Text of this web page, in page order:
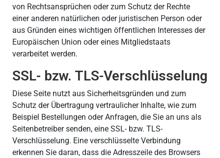
von Rechtsansprüchen oder zum Schutz der Rechte
einer anderen natürlichen oder juristischen Person oder
aus Gründen eines wichtigen öffentlichen Interesses der
Europäischen Union oder eines Mitgliedstaats
verarbeitet werden.
SSL- bzw. TLS-Verschlüsselung
Diese Seite nutzt aus Sicherheitsgründen und zum
Schutz der Übertragung vertraulicher Inhalte, wie zum
Beispiel Bestellungen oder Anfragen, die Sie an uns als
Seitenbetreiber senden, eine SSL- bzw. TLS-
Verschlüsselung. Eine verschlüsselte Verbindung
erkennen Sie daran, dass die Adresszeile des Browsers